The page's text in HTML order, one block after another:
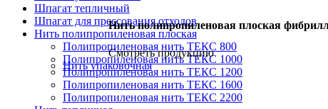
Нить полипропиленовая плоская
Смотреть продукцию
Нить упаковочная
Шпагат тепличный
Шпагат для прессования отходов
Нить полипропиленовая плоская
Полипропиленовая нить ТЕКС 800
Полипропиленовая нить ТЕКС 1000
Полипропиленовая нить ТЕКС 1200
Полипропиленовая нить ТЕКС 1600
Полипропиленовая нить ТЕКС 2200